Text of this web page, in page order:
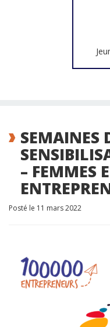
SEMAINES
– FEMMES
Posté le 11 mars 2022